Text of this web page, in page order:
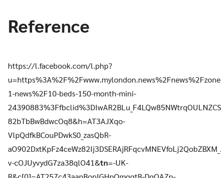
Reference
https://l.facebook.com/l.php?
1-news%2F10-beds-150-month-mini-
82bTbBwBdwcOq8&h=AT3AJXqo-
VlpQdfkBCouPDwkS0_zasQbR-
v-cOJUyvydG7za38qlO41&tn=-UK-